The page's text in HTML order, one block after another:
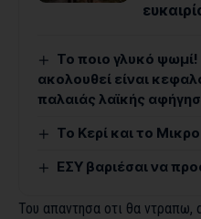
Το ποιο γλυκό
ακολουθεί είναι
παλαιάς λαϊκής
Το Κερί και το
ΕΣΥ βαριέσαι να
Του απαντησα οτι θα ντραπω,